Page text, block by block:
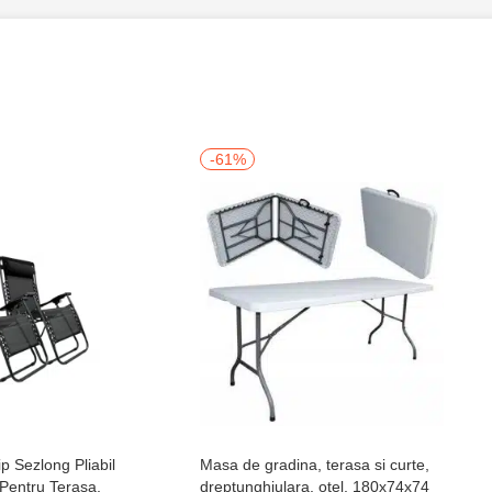
Sezlong Pliabil
Terasa,
-61%
Masa de gradina, terasa si curte,
dreptunghiulara, otel, 180x74x74